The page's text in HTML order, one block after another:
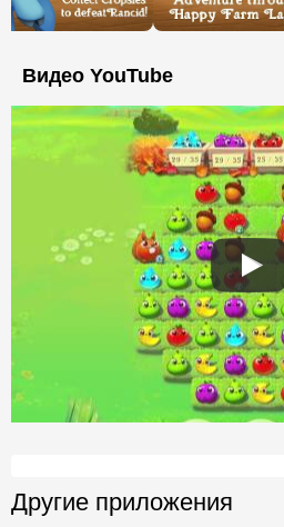
Видео YouTube
Другие приложения